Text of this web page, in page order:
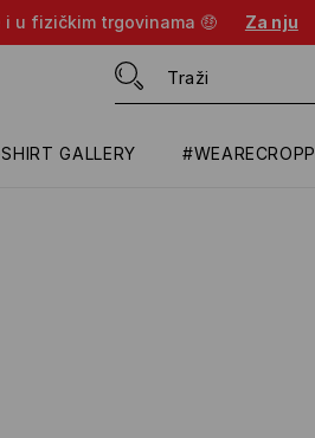
u fizičkim trgovinama 🤑 Za nju
GALLERY #WEARECROPP